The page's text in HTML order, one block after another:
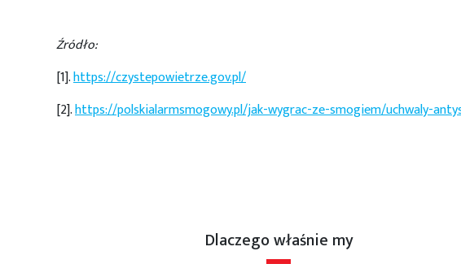
Źródło:
[1].https://czystepowietrze.gov.pl/
[2].https://polskialarmsmogowy.pl/jak-wygrac-ze-smogiem/uchwaly-
Dlaczego właśnie my